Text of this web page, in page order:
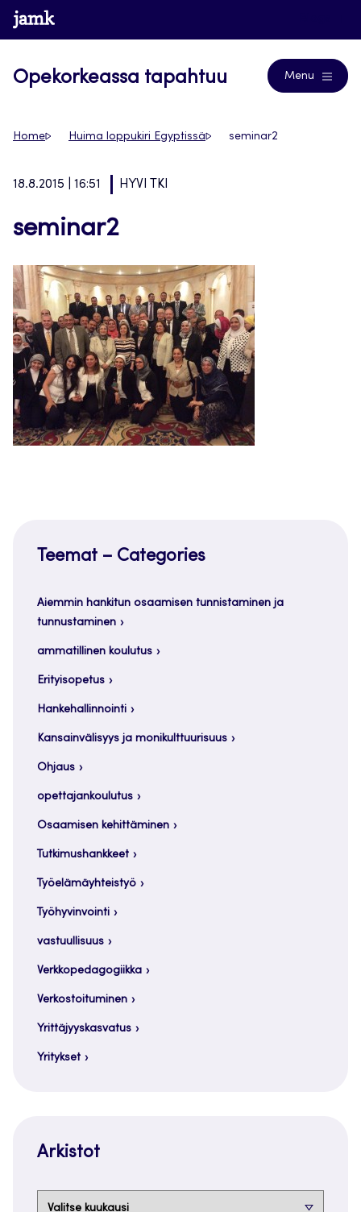
Siirry
suoraan
www.jamk.fi
Opekorkeassa tapahtuu Menu
Home Huima loppukiri Egyptissä seminar2
18.8.2015 | 16:51 HYVI TKI
seminar2
Teemat – Categories
Aiemmin hankitun osaamisen tunnistaminen ja
tunnustaminen
ammatillinen koulutus
Erityisopetus
Hankehallinnointi
Kansainvälisyys ja monikulttuurisuus
Ohjaus
opettajankoulutus
Osaamisen kehittäminen
Tutkimushankkeet
Työelämäyhteistyö
Työhyvinvointi
vastuullisuus
Verkkopedagogiikka
Verkostoituminen
Yrittäjyyskasvatus
Yritykset
Arkistot